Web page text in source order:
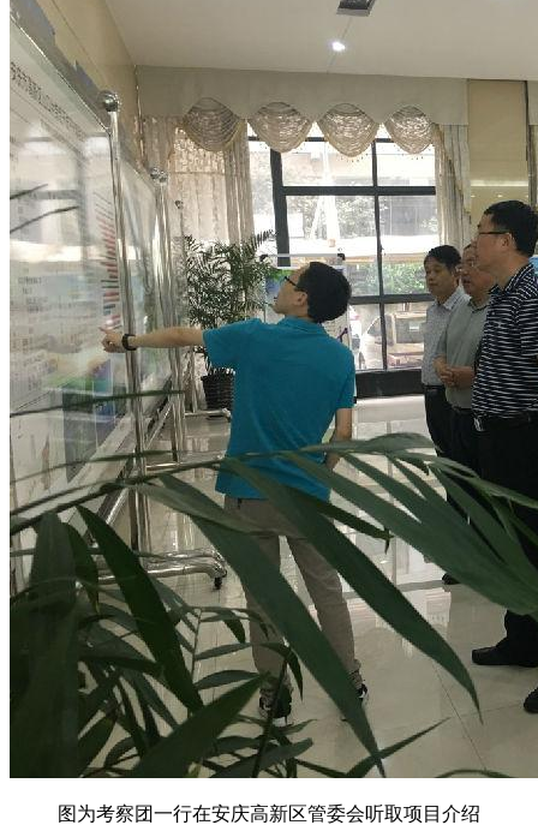
图为考察团一行在安庆高新区管委会听取项目介绍